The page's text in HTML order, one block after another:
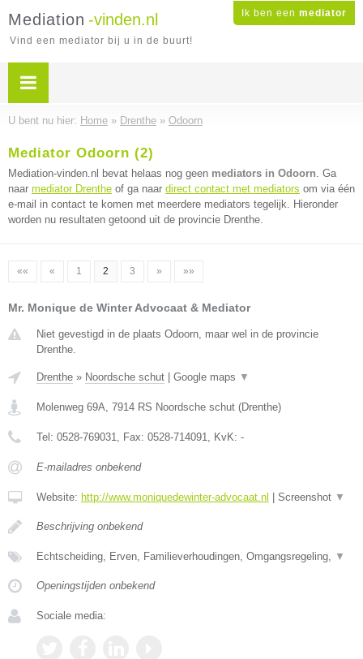
Ik ben een mediator
Mediation -vinden.nl
Vind een mediator bij u in de buurt!
U bent nu hier: Home » Drenthe » Odoorn
Mediator Odoorn (2)
Mediation-vinden.nl bevat helaas nog geen mediators in Odoorn. Ga
naar mediator Drenthe of ga naar direct contact met mediators om via één
e-mail in contact te komen met meerdere mediators tegelijk. Hieronder
worden nu resultaten getoond uit de provincie Drenthe.
«« « 1 2 3 » »»
Mr. Monique de Winter Advocaat & Mediator
Niet gevestigd in de plaats Odoorn, maar wel in de provincie
Drenthe.
Drenthe » Noordsche schut Google maps ▼
Molenweg 69A, 7914 RS Noordsche schut (Drenthe)
Tel: 0528-769031, Fax: 0528-714091, KvK: -
E-mailadres onbekend
Website: http://www.moniquedewinter-advocaat.nl Screenshot ▼
Beschrijving onbekend
Echtscheiding, Erven, Familieverhoudingen, Omgangsregeling, ▼
Openingstijden onbekend
Sociale media: